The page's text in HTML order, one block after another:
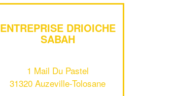
ENTREPRISE DRIOICHE
SABAH
1 Mail Du Pastel
31320 Auzeville-Tolosane
vosmargestout en gagnant de
nouveaux clients
En savoir plus